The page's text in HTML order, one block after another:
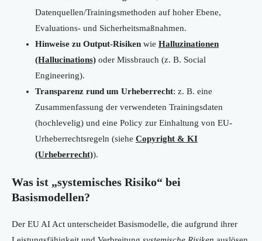
Datenquellen/Trainingsmethoden auf hoher Ebene,
Evaluations- und Sicherheitsmaßnahmen.
Hinweise zu Output-Risiken wie Halluzinationen
(Hallucinations) oder Missbrauch (z. B. Social
Engineering).
Transparenz rund um Urheberrecht: z. B. eine
Zusammenfassung der verwendeten Trainingsdaten
(hochlevelig) und eine Policy zur Einhaltung von EU-
Urheberrechtsregeln (siehe Copyright & KI
(Urheberrecht)).
Was ist „systemisches Risiko“ bei
Basismodellen?
Der EU AI Act unterscheidet Basismodelle, die aufgrund ihrer